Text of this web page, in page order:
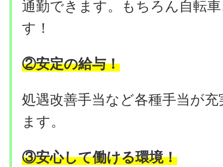
通勤できます。もちろん自転
す！
②安定の給与！
処遇改善手当など各種手当が
ます。
③安心して働ける環境！